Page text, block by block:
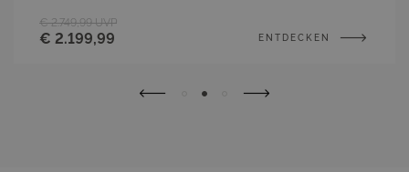
€ 2.199,99
€ 2.749,99 UVP
ENTDECKEN